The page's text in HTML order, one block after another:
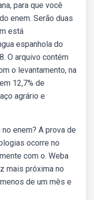
para que você
enem. Serão duas
está
espanhola do
O arquivo contém
o levantamento, na
12,7% de
agrário e
enem? A prova de
ocorre no
com o. Weba
mais próxima no
de um mês e